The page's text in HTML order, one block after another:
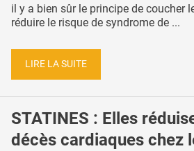
il y a bien sûr le principe de coucher
réduire le risque de syndrome de ...
LIRE LA SUITE
STATINES : Elles
décès cardiaques chez